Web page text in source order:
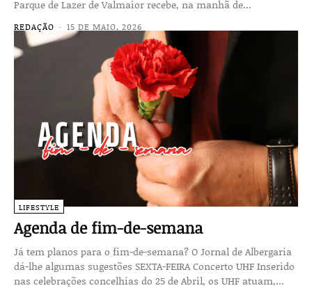
Parque de Lazer de Valmaior recebe, na manhã de...
REDAÇÃO - 15 DE MAIO, 2026
LIFESTYLE
Agenda de fim-de-semana
Já tem planos para o fim-de-semana? O Jornal de Albergaria
dá-lhe algumas sugestões SEXTA-FEIRA Concerto UHF Inserido
nas celebrações concelhias do 25 de Abril, os UHF atuam,...